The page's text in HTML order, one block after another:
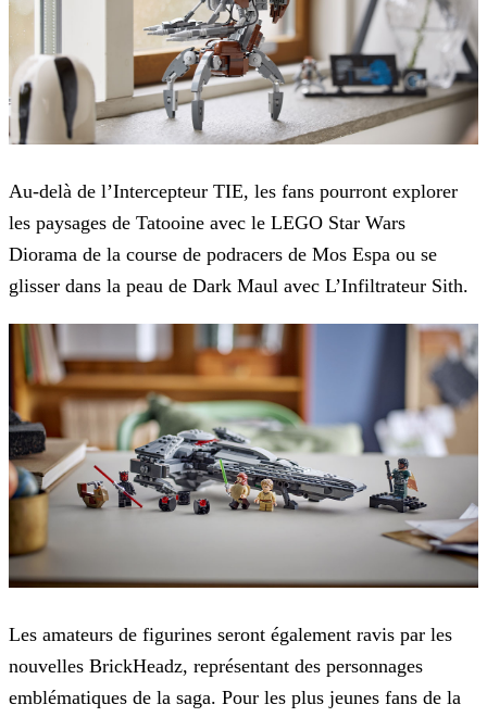
Au-delà de l’Intercepteur TIE, les fans pourront explorer
les paysages de Tatooine avec le LEGO Star Wars
Diorama de la course de podracers de Mos Espa ou se
glisser dans la peau de Dark Maul avec L’Infiltrateur Sith.
Les amateurs de figurines seront également ravis par les
nouvelles BrickHeadz, représentant des personnages
emblématiques de la saga. Pour les plus jeunes fans de la